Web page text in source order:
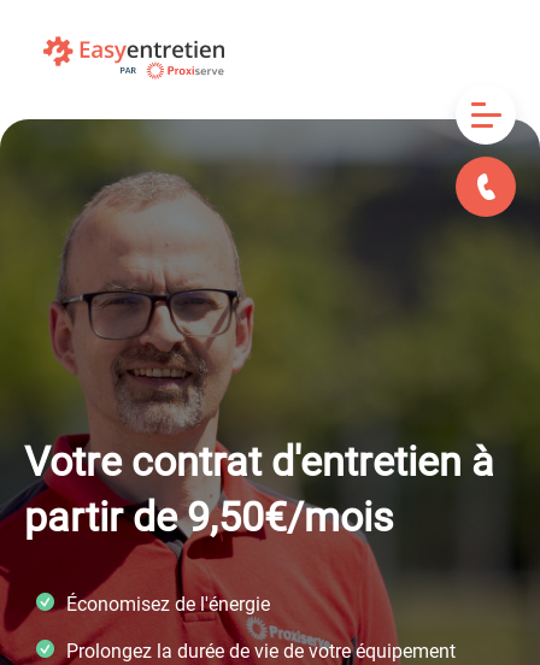
Votre contrat d'entretien à
partir de9,50€/mois
Économisez de l'énergie
Prolongez la durée de vie de votre équipement